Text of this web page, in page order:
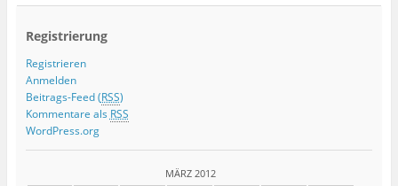
Registrierung
Registrieren
Anmelden
Beitrags-Feed (RSS)
Kommentare als RSS
WordPress.org
MÄRZ 2012